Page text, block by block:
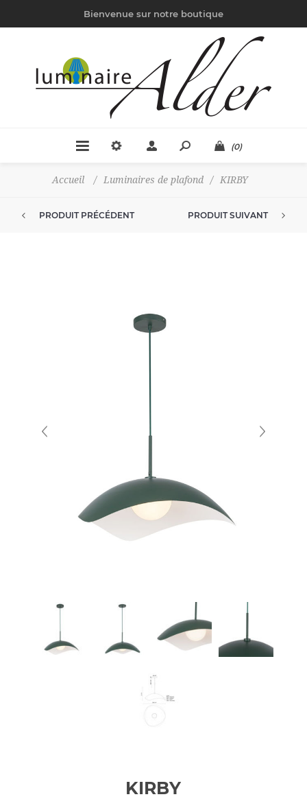
Bienvenue sur notre boutique
(0)
Accueil / Luminaires de plafond / KIRBY
PRODUIT PRÉCÉDENT PRODUIT SUIVANT
KIRBY